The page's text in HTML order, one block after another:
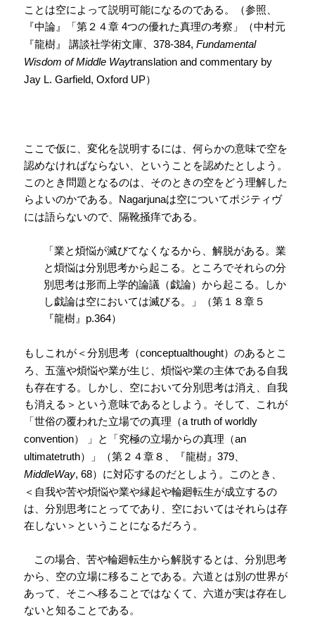
ことは空によって説明可能になるのである。（参照、
『中論』「第２４章 4つの優れた真理の考察」（中村元
『龍樹』
講談社学術文庫、378-384, Fundamental
Wisdom of Middle Waytranslation and commentary by
Jay L. Garfield, Oxford UP）
ここで仮に、変化を説明するには、何らかの意味で空を
認めなければならない、ということを認めたとしよう。
このとき問題となるのは、そのときの空をどう理解した
らよいのかである。
Nagarjunaは空についてポジティヴ
には語らないので、隔靴掻痒である。
「業と煩悩が滅びてなくなるから、解脱がある。業
と煩悩は分別思考から起こる。ところでそれらの分
別思考は形而上学的論議（戯論）から起こる。しか
し戯論は空においては滅びる。」（第１８章５
『龍樹』 p.364）
もしこれが＜分別思考（conceptualthought）のあるとこ
ろ、五薀や煩悩や業が生じ、煩悩や業の主体である自我
も存在する。しかし、空において分別思考は消え、自我
も消える＞という意味であるとしよう。そして、これが
「世俗の覆われた立場での真理（a truth of worldly
convention） 」と「究極の立場からの真理（an
ultimatetruth）」（第２４章８、『龍樹』379
MiddleWay, 68）に対応するのだとしよう。このとき、
＜自我や苦や煩悩や業や縁起や輪廻転生が成立するの
は、分別思考にとってであり、空においてはそれらは存
在しない＞ということになるだろう。
この場合、苦や輪廻転生から解脱するとは、分別思考
から、空の立場に移ることである。六道とは別の世界が
あって、そこへ移ることではなくて、六道が実は存在し
ないと知ることである。